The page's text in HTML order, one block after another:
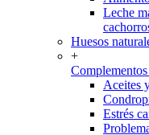
Leche
Huesos
+
Aceites
Estrés